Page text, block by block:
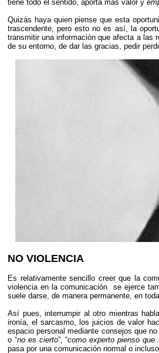
tiene todo el sentido, aporta más valor y
Quizás haya quien piense que esta
trascendente, pero esto no es así, la
transmitir una información que afecta a las
de su entorno, de dar las gracias, pedir
NO VIOLENCIA
Es relativamente sencillo creer que la
violencia en la comunicación se ejerce
suele darse, de manera permanente, en
Así pues, interrumpir al otro mientras
ironía, el sarcasmo, los juicios de valor
espacio personal mediante consejos que
o “no es cierto”, “como experto pienso
pasa por una comunicación normal o